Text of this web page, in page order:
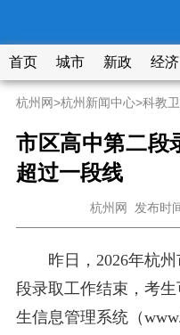
首页 城市 新政 经济
杭州网>杭州新闻中心>科教
市区高中第二段
超过一段线
杭州网 发布时
昨日，2026年杭
段录取工作结束，考
生信息管理系统（